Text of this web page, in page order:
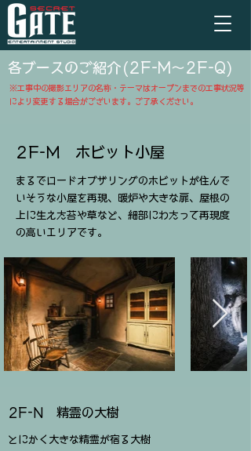
​各ブースのご紹介(2F-M～2F-Q)
​※工事中の撮影エリアの名称・テーマはオープンまでの工事状況等
により変更する場合がございます。ご了承ください。
2F-M ホビット小屋
まるでロードオブザリングのホビットが住んで
いそうな小屋を再現、暖炉や大きな扉、屋根の
上に生えた苔や草など、細部にわたって再現度
の高いエリアです。
2F-N 精霊の大樹
とにかく大きな精霊が宿る大樹